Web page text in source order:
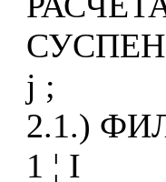
j ;
2.1.)
1 ¦ I